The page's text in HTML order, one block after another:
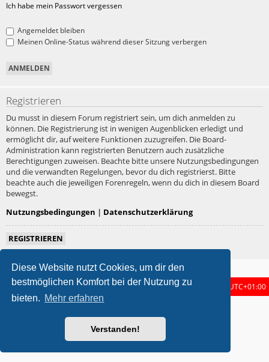
Diese Website nutzt Cookies, um dir den
bestmöglichen Komfort bei der Nutzung zu
bieten. Mehr erfahren
Verstanden!
Ich habe mein Passwort vergessen
Angemeldet bleiben
Meinen Online-Status während dieser Sitzung verbergen
Registrieren
Du musst in diesem Forum registriert sein, um dich anmelden zu
können. Die Registrierung ist in wenigen Augenblicken erledigt und
ermöglicht dir, auf weitere Funktionen zuzugreifen. Die Board-
Administration kann registrierten Benutzern auch zusätzliche
Berechtigungen zuweisen. Beachte bitte unsere Nutzungsbedingungen
und die verwandten Regelungen, bevor du dich registrierst. Bitte
beachte auch die jeweiligen Forenregeln, wenn du dich in diesem Board
bewegst.
Nutzungsbedingungen | Datenschutzerklärung
REGISTRIEREN
Foren-Übersicht Alle Zeiten sind UTC+01:00
Powered byphpBB® Forum Software © phpBB Limited
Deutsche Übersetzung durch
Datenschutz|Nutzungsbedingungen